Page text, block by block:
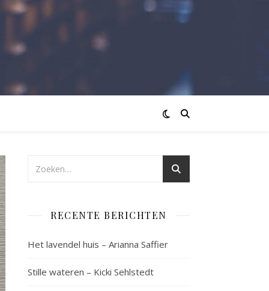
RECENTE BERICHTEN
Het lavendel huis – Arianna Saffier
Stille wateren – Kicki Sehlstedt